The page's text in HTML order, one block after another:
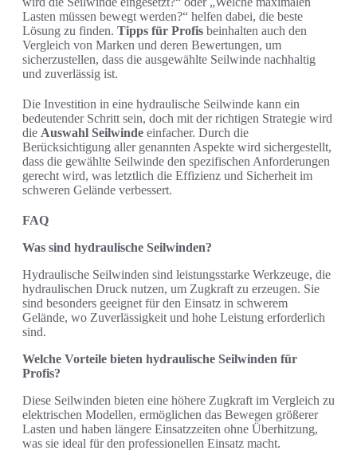
Lasten müssen bewegt werden?“ helfen dabei, die beste
Lösung zu finden. Tipps für Profis beinhalten auch den
Vergleich von Marken und deren Bewertungen, um
sicherzustellen, dass die ausgewählte Seilwinde nachhaltig
und zuverlässig ist.
Die Investition in eine hydraulische Seilwinde kann ein
bedeutender Schritt sein, doch mit der richtigen Strategie wird
die Auswahl Seilwinde einfacher. Durch die
Berücksichtigung aller genannten Aspekte wird sichergestellt,
dass die gewählte Seilwinde den spezifischen Anforderungen
gerecht wird, was letztlich die Effizienz und Sicherheit im
schweren Gelände verbessert.
FAQ
Was sind hydraulische Seilwinden?
Hydraulische Seilwinden sind leistungsstarke Werkzeuge, die
hydraulischen Druck nutzen, um Zugkraft zu erzeugen. Sie
sind besonders geeignet für den Einsatz in schwerem
Gelände, wo Zuverlässigkeit und hohe Leistung erforderlich
sind.
Welche Vorteile bieten hydraulische Seilwinden für
Profis?
Diese Seilwinden bieten eine höhere Zugkraft im Vergleich zu
elektrischen Modellen, ermöglichen das Bewegen größerer
Lasten und haben längere Einsatzzeiten ohne Überhitzung,
was sie ideal für den professionellen Einsatz macht.